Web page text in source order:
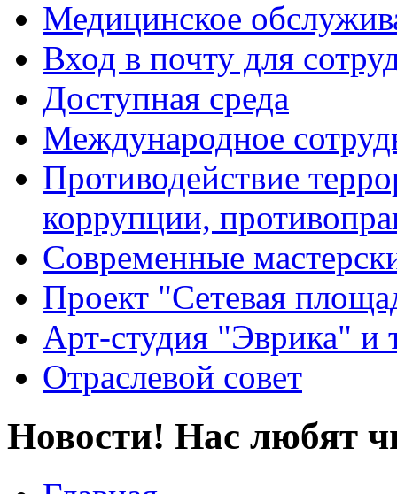
Медицинское
Вход в почту для
Доступная среда
Международное
Противодействие
коррупции,
Современные
Проект "Сетевая
Арт-студия "Эврика" и
Отраслевой совет
Новости! Нас любят